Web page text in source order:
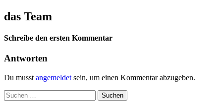
das Team
Schreibe den ersten Kommentar
Antworten
Du musst angemeldet sein, um einen Kommentar abzugeben.
Suchen
nach: